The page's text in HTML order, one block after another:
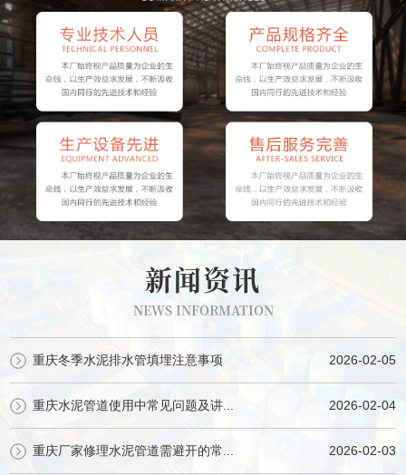
新闻资讯
NEWS INFORMATION
重庆冬季水泥排水管填埋注意事项 2026-02-05
重庆水泥管道使用中常见问题及讲... 2026-02-04
重庆厂家修理水泥管道需避开的常... 2026-02-03